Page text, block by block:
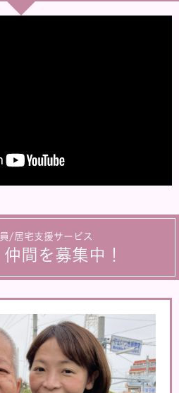
/居宅支援サービス
間を募集中！